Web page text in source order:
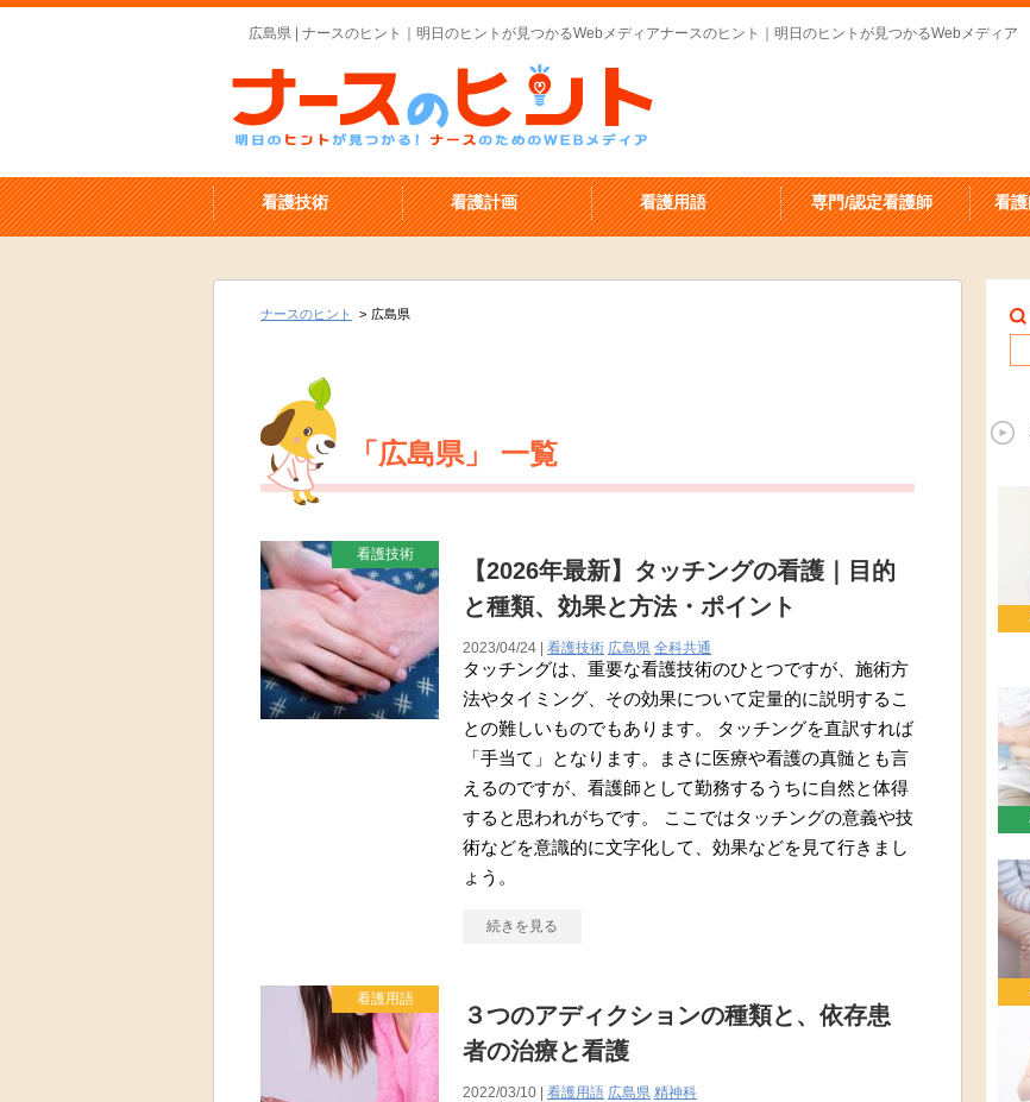
広島県 | ナースのヒント｜明日のヒントが見つかるWebメディアナースのヒント｜明日のヒントが見つかるWebメディア
看護技術 看護計画 看護用語 専門/認定看護師 看
ナースのヒント > 広島県
「広島県」 一覧
看護技術
【2026年最新】タッチングの看護｜目的
と種類、効果と方法・ポイント
2023/04/24 | 看護技術 広島県 全科共通
タッチングは、重要な看護技術のひとつですが、施術方
法やタイミング、その効果について定量的に説明するこ
との難しいものでもあります。 タッチングを直訳すれば
「手当て」となります。まさに医療や看護の真髄とも言
えるのですが、看護師として勤務するうちに自然と体得
すると思われがちです。 ここではタッチングの意義や技
術などを意識的に文字化して、効果などを見て行きまし
ょう。
続きを見る
看護用語
３つのアディクションの種類と、依存患
者の治療と看護
2022/03/10 | 看護用語 広島県 精神科